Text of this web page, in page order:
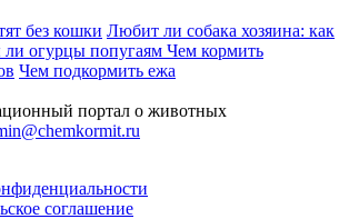
без кошки Любит ли собака хозяина: как
огурцы попугаям Чем кормить
Чем подкормить ежа
портал о животных
соглашение